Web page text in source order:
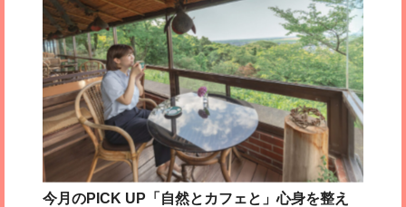
今月のPICK UP「自然とカフェと」心身を整え